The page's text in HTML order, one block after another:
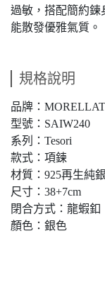
過敏，搭配簡約鍊
能散發優雅氣質。
規格說明
品牌：
型號：SAIW240
系列：Tesori
款式：項鍊
材質：925再生純
尺寸：38+7cm
閉合方式：龍蝦釦
顏色：銀色